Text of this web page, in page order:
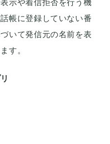
示や着信拒否を行う機
帳に登録していない番
いて発信元の名前を表
す。